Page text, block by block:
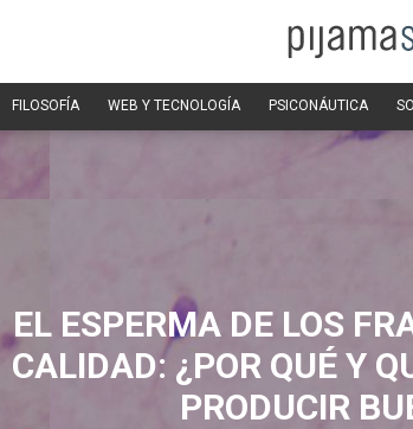
FILOSOFÍA WEB Y TECNOLOGÍA PSICONÁUTICA
EL ESPERMA DE LOS
CALIDAD: ¿POR QUÉ Y
PRODUCIR